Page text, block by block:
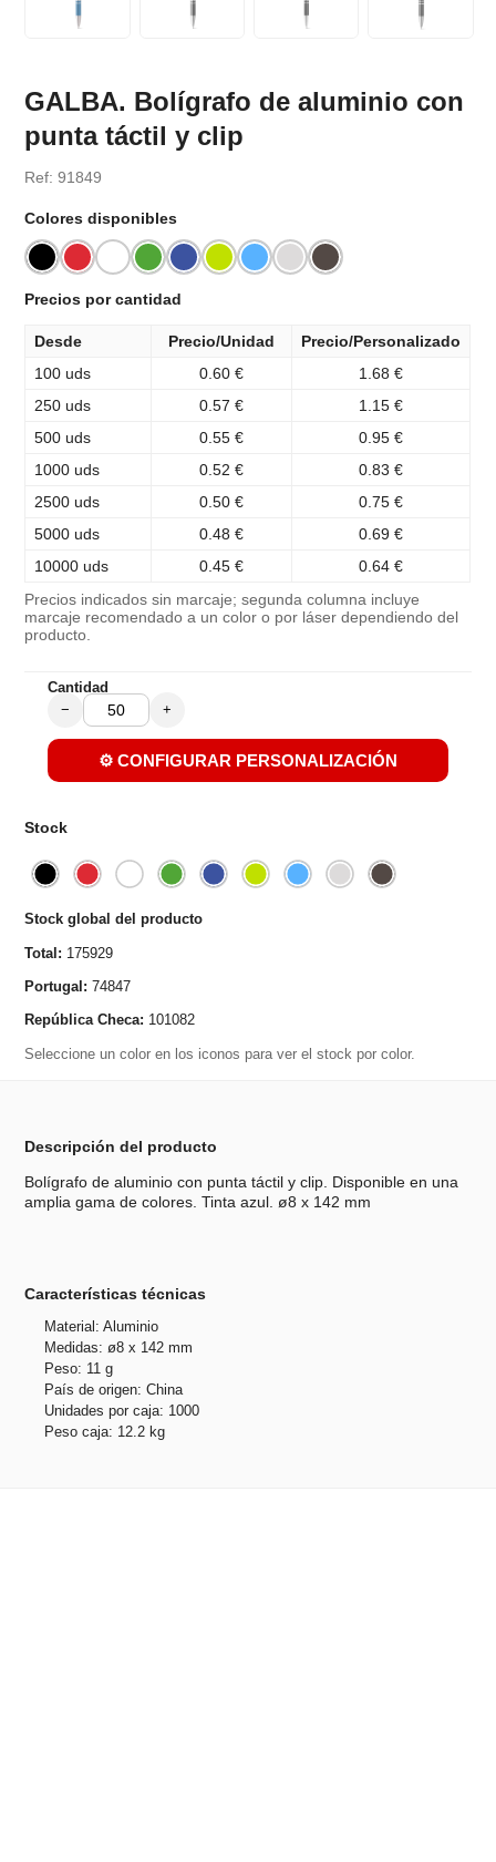
GALBA. Bolígrafo de aluminio con
punta táctil y clip
Ref: 91849
Colores disponibles
Precios por cantidad
Desde Precio/Unidad
Precio/Personalizado
100 uds
0.60 €
1.68 €
250 uds
0.57 €
1.15 €
500 uds
0.55 €
0.95 €
1000 uds
0.52 €
0.83 €
2500 uds
0.50 €
0.75 €
5000 uds
0.48 €
0.69 €
10000 uds
0.45 € 0.64 €
Precios indicados sin marcaje; segunda columna incluye
marcaje recomendado a un color o por láser dependiendo del
producto.
Cantidad
− +
⚙️ CONFIGURAR PERSONALIZACIÓN
Stock
Stock global del producto
Total: 175929
Portugal: 74847
República Checa: 101082
Seleccione un color en los iconos para ver el stock por color.
Descripción del producto
Bolígrafo de aluminio con punta táctil y clip. Disponible en una
amplia gama de colores. Tinta azul. ø8 x 142 mm
Características técnicas
Material: Aluminio
Medidas: ø8 x 142 mm
Peso: 11 g
País de origen: China
Unidades por caja: 1000
Peso caja: 12.2 kg